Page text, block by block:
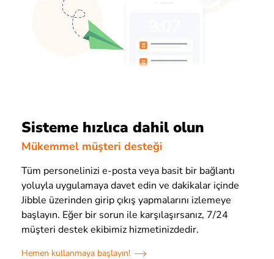
Sisteme hızlıca dahil olun
Mükemmel müşteri desteği
Tüm personelinizi e-posta veya basit bir bağlantı
yoluyla uygulamaya davet edin ve dakikalar içinde
Jibble üzerinden girip çıkış yapmalarını izlemeye
başlayın. Eğer bir sorun ile karşılaşırsanız, 7/24
müşteri destek ekibimiz hizmetinizdedir.
Hemen kullanmaya başlayın!